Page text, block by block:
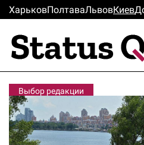
ХарьковПолтаваЛьвовКиев
Выбор редакции